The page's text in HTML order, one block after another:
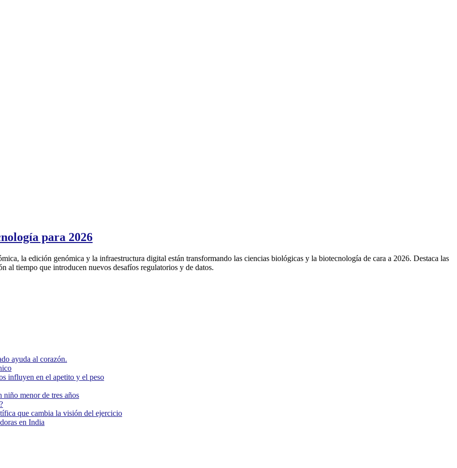
para 2026
la edición genómica y la infraestructura digital están transformando las ciencias biológicas y la biotecnología de cara a 2026. Destaca las
al tiempo que introducen nuevos desafíos regulatorios y de datos.
ayuda al corazón.
influyen en el apetito y el peso
niño menor de tres años
que cambia la visión del ejercicio
en India